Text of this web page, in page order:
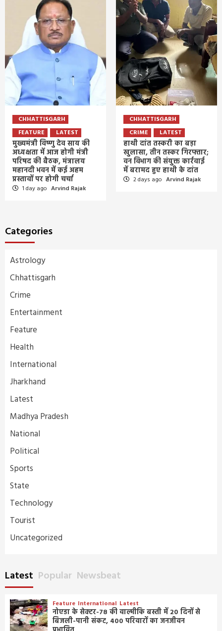
CHHATTISGARH
FEATURE
LATEST
मुख्यमंत्री विष्णु देव साय की
अध्यक्षता में आज होगी मंत्री
परिषद की बैठक, मंत्रालय
महानदी भवन में कई अहम
प्रस्तावों पर होगी चर्चा
1 day ago Arvind Rajak
CHHATTISGARH
CRIME
LATEST
हाथी दांत तस्करी का बड़ा
खुलासा, तीन तस्कर गिरफ्तार;
वन विभाग की संयुक्त कार्रवाई
में बरामद हुए हाथी के दांत
2 days ago Arvind Rajak
Categories
Astrology
Chhattisgarh
Crime
Entertainment
Feature
Health
International
Jharkhand
Latest
Madhya Pradesh
National
Political
Sports
State
Technology
Tourist
Uncategorized
Latest Popular Newsbeat
Feature International Latest
नोएडा के सेक्टर-78 की वाल्मीकि बस्ती में 20 दिनों से
बिजली-पानी संकट, 400 परिवारों का जनजीवन